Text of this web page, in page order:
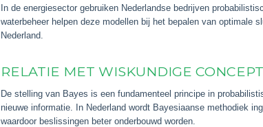
In de energiesector gebruiken Nederlandse bedrijven
waterbeheer helpen deze modellen bij het bepalen van optimale
Nederland.
RELATIE MET WISKUNDIGE
De stelling van Bayes is een fundamenteel principe in
nieuwe informatie. In Nederland wordt Bayesiaanse methodiek
waardoor beslissingen beter onderbouwd worden.